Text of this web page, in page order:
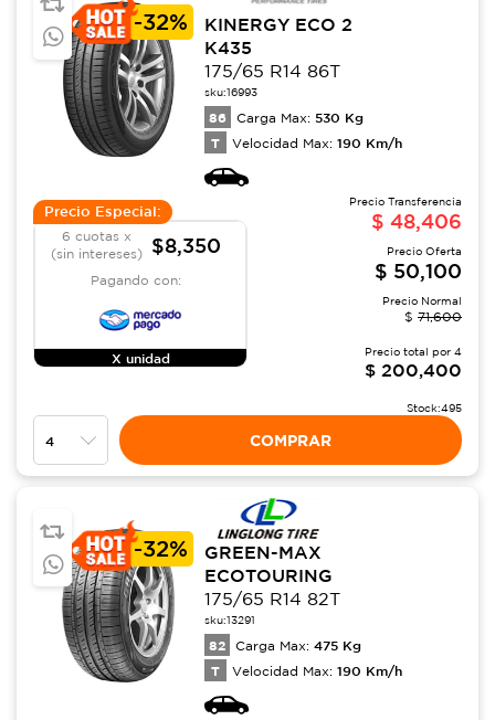
-32%
KINERGY ECO 2
K435
175/65 R14 86T
sku:16993
86 Carga Max: 530 Kg
T Velocidad Max: 190 Km/h
Precio Especial:
6 cuotas x
(sin intereses)
$8,350
Pagando con:
X unidad
Precio Transferencia
$ 48,406
Precio Oferta
$ 50,100
Precio Normal
$ 71,600
Precio total por 4
$ 200,400
Stock:495
COMPRAR
-32%
GREEN-MAX
ECOTOURING
175/65 R14 82T
sku:13291
82 Carga Max: 475 Kg
T Velocidad Max: 190 Km/h